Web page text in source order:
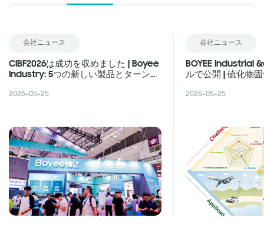
会社ニュース
CIBF2026は成功を収めました | Boyee
Industry: 5つの新しい製品とターンキ
テリーと新しいエネルギー材料機器の
2026-05-25
会社ニュース
BOYEE Industrial
ルで公開 | 硫化物
2026-05-25